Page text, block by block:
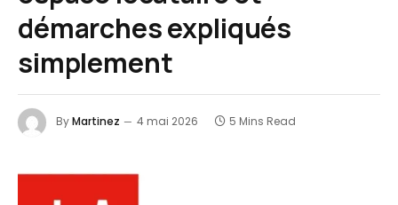
démarches expliqués
simplement
ByMartinez 4 mai 2026 5 Mins Read